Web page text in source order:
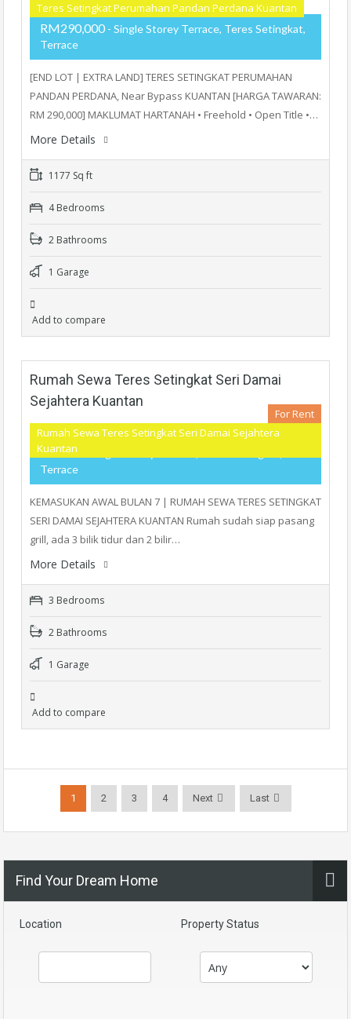
Teres Setingkat Perumahan Pandan Perdana Kuantan
RM290,000 - Single Storey Terrace, Teres Setingkat,
Terrace
[END LOT | EXTRA LAND] TERES SETINGKAT PERUMAHAN
PANDAN PERDANA, Near Bypass KUANTAN [HARGA TAWARAN:
RM 290,000] MAKLUMAT HARTANAH • Freehold • ⁠Open Title •…
More Details
1177 Sq ft
4 Bedrooms
2 Bathrooms
1 Garage
Add to compare
Rumah Sewa Teres Setingkat Seri Damai
Sejahtera Kuantan
Rumah Sewa Teres Setingkat Seri Damai Sejahtera
Kuantan
For Rent
RM750
Terrace
KEMASUKAN AWAL BULAN 7 | RUMAH SEWA TERES SETINGKAT
SERI DAMAI SEJAHTERA KUANTAN Rumah sudah siap pasang
grill, ada 3 bilik tidur dan 2 bilir…
More Details
3 Bedrooms
2 Bathrooms
1 Garage
Add to compare
1 2 3 4 Next Last
Find Your Dream Home
Location Property Status